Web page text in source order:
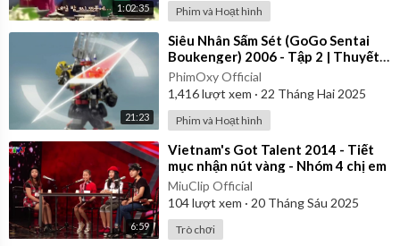
1:02:35 Phim và Hoạt hình
21:23
⁣Siêu Nhân Sấm Sét (GoGo Sentai
Boukenger) 2006 - Tập 2 | Thuyết
Minh
PhimOxy Official
1,416lượt xem · 22 Tháng Hai 2025
Phim và Hoạt hình
6:59
⁣Vietnam's Got Talent 2014 - Tiết
mục nhận nút vàng - Nhóm 4 chị em
MiuClip Official
104lượt xem · 20 Tháng Sáu 2025
Trò chơi